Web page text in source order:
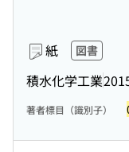
紙 図書
積水化学工業
著者標目（識別子）